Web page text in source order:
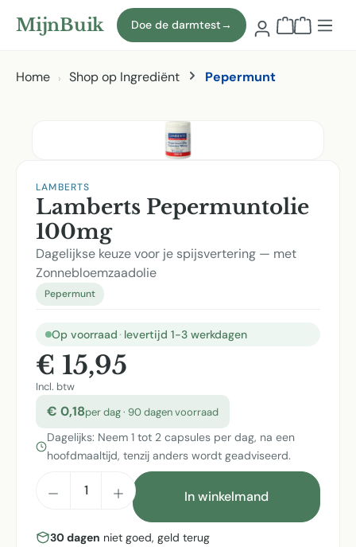
Naar hoofdinhoud
MijnBuik Doe de darmtest→
Home Shop op Ingrediënt Pepermunt
LAMBERTS
Lamberts Pepermuntolie
100mg
Dagelijkse keuze voor je spijsvertering — met
Zonnebloemzaadolie
Pepermunt
Op voorraad · levertijd 1-3 werkdagen
€ 15,95
Incl. btw
€ 0,18per dag · 90 dagen voorraad
Dagelijks: Neem 1 tot 2 capsules per dag, na een
hoofdmaaltijd, tenzij anders wordt geadviseerd.
Producthoeveelheid: Voer de
In winkelmand
30 dagen niet goed, geld terug